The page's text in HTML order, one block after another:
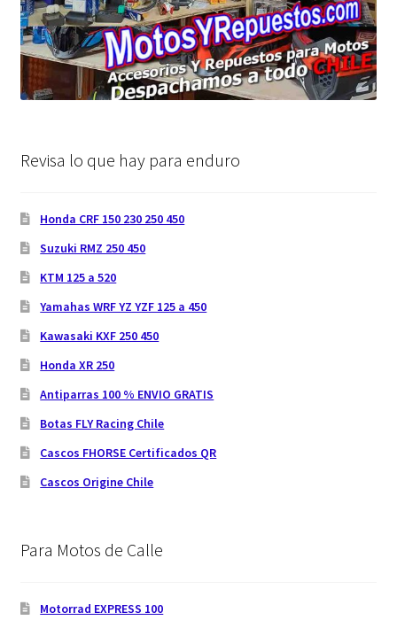
Revisa lo que hay para enduro
Honda CRF 150 230 250 450
Suzuki RMZ 250 450
KTM 125 a 520
Yamahas WRF YZ YZF 125 a 450
Kawasaki KXF 250 450
Honda XR 250
Antiparras 100 % ENVIO GRATIS
Botas FLY Racing Chile
Cascos FHORSE Certificados QR
Cascos Origine Chile
Para Motos de Calle
Motorrad EXPRESS 100